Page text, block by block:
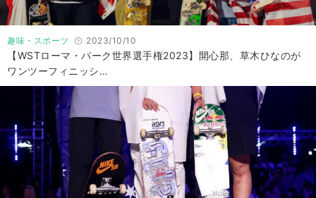
趣味・スポーツ 2023/10/10
【WSTローマ・パーク世界選手権2023】開心那、草木ひなのが
ワンツーフィニッシ…